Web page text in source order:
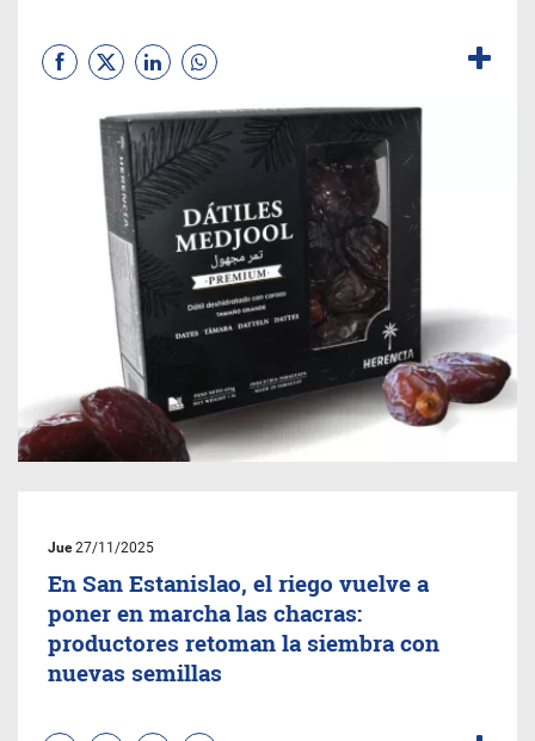
Jue27/11/2025
En San Estanislao, el riego vuelve a
poner en marcha las chacras:
productores retoman la siembra con
nuevas semillas